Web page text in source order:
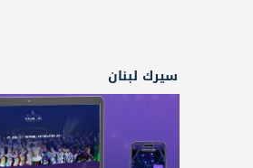
سيرك لبنان